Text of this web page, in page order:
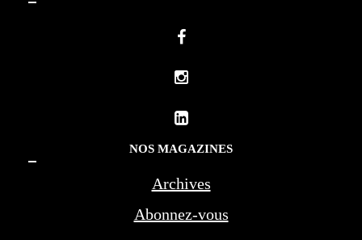
NOS MAGAZINES
Archives
Abonnez-vous